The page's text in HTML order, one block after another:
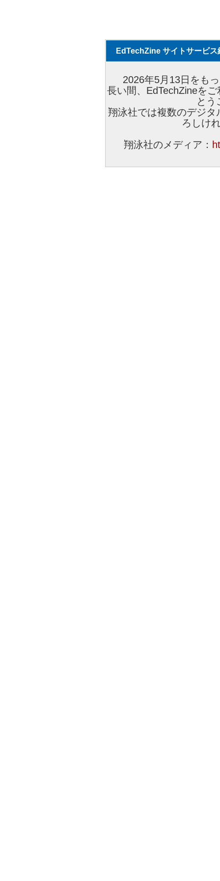
EdTechZine サイトサービス
2026年5月13日をも
長い間、EdTechZineを
とう
翔泳社では複数のデジ
ろしけ
翔泳社のメディア：